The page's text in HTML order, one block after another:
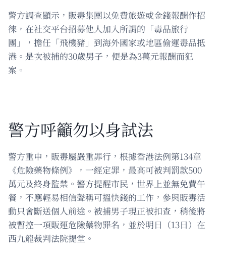
警方調查顯示，販毒集團以免費旅遊或金錢報酬作招
徠，在社交平台招募他人加入所謂的「毒品旅行
團」，擔任「飛機豬」到海外國家或地區偷運毒品抵
港。是次被捕的30歲男子，便是為3萬元報酬而犯
案。
警方呼籲勿以身試法
警方重申，販毒屬嚴重罪行，根據香港法例第134章
《危險藥物條例》，一經定罪，最高可被判罰款500
萬元及終身監禁。警方提醒市民，世界上並無免費午
餐，不應輕易相信聲稱可搵快錢的工作，參與販毒活
動只會斷送個人前途。被捕男子現正被扣查，稍後將
被暫控一項販運危險藥物罪名，並於明日（13日）在
西九龍裁判法院提堂。